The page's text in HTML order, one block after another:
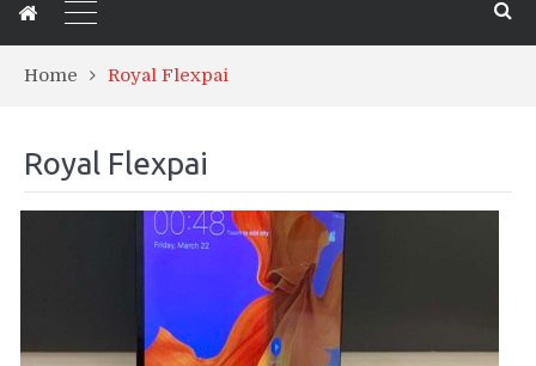
Home Royal Flexpai
Royal Flexpai